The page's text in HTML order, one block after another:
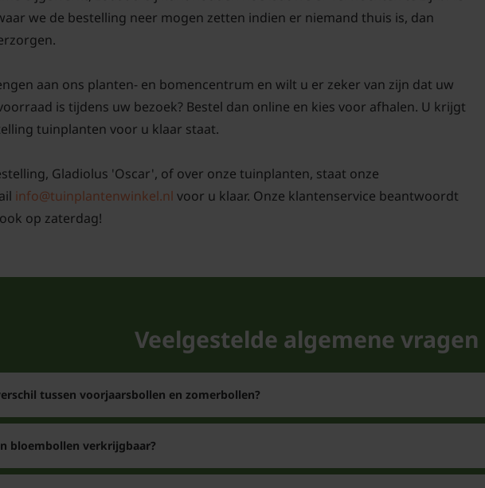
ongeveer 10
krat neer en zet hem
Denk bijvoorbeeld
In het voorjaar kunt u
we de bestelling neer mogen zetten indien er niemand thuis is, dan
aan ons planten- en bomencentrum en wilt u er zeker van zijn dat uw
is tijdens uw bezoek? Bestel dan online en kies voor afhalen. U krijgt
tuinplanten voor u klaar staat.
Gladiolus 'Oscar', of over onze tuinplanten, staat onze
info@tuinplantenwinkel.nl voor u klaar. Onze klantenservice beantwoordt
op zaterdag!
Veelgestelde algemene vragen
tussen voorjaarsbollen en zomerbollen?
bloembollen verkrijgbaar?